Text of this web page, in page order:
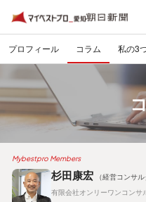
プロフィール コラム 私の3
Mybestpro Members
杉田康宏
（経営コンサル
有限会社オンリーワンコンサ